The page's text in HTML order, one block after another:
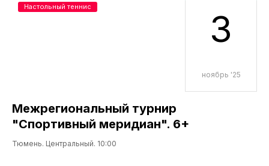
3
ноябрь '25
Межрегиональный турнир
"Спортивный меридиан". 6+
Тюмень. Центральный. 10:00
Настольный теннис